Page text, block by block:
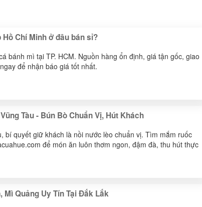
Chí Minh ở đâu bán sỉ?
bánh mì tại TP. HCM. Nguồn hàng ổn định, giá tận gốc, giao
để nhận báo giá tốt nhất.
Tàu - Bún Bò Chuẩn Vị, Hút Khách
bí quyết giữ khách là nồi nước lèo chuẩn vị. Tìm mắm ruốc
để món ăn luôn thơm ngon, đậm đà, thu hút thực
Mì Quảng Uy Tín Tại Đắk Lắk